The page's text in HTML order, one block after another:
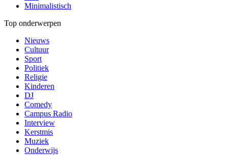
Minimalistisch
Top onderwerpen
Nieuws
Cultuur
Sport
Politiek
Religie
Kinderen
DJ
Comedy
Campus Radio
Interview
Kerstmis
Muziek
Onderwijs